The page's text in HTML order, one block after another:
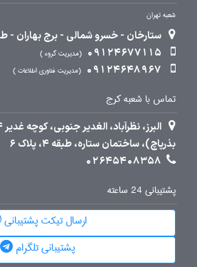
شعبه تهران
ستارخان - خسرو شمالی - برج بهاران - طبقه 7
09124677115
مدیریت گروه
09124648967 مدیریت فناوری اطلاعات
تماس با شعبه کرج
بذرپاچ)، ساختمان ستاره، طبقه 4، پلاک 6
02645408358
پشتیبانی 24 ساعته
ارسال تیکت پشتیبانی
پشتیبانی تلگرام